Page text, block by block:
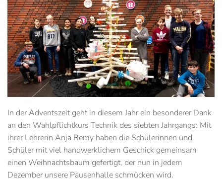
In der Adventszeit geht in diesem Jahr ein besonderer Dank
an den Wahlpflichtkurs Technik des siebten Jahrgangs: Mit
ihrer Lehrerin Anja Remy haben die Schülerinnen und
Schüler mit viel handwerklichem Geschick gemeinsam
einen Weihnachtsbaum gefertigt, der nun in jedem
Dezember unsere Pausenhalle schmücken wird.